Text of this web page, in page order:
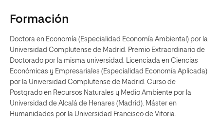
Formación
Doctora en Economía (Especialidad Economía Ambiental) por la
Universidad Complutense de Madrid. Premio Extraordinario de
Doctorado por la misma universidad. Licenciada en Ciencias
Económicas y Empresariales (Especialidad Economía Aplicada)
por la Universidad Complutense de Madrid. Curso de
Postgrado en Recursos Naturales y Medio Ambiente por la
Universidad de Alcalá de Henares (Madrid). Máster en
Humanidades por la Universidad Francisco de Vitoria.